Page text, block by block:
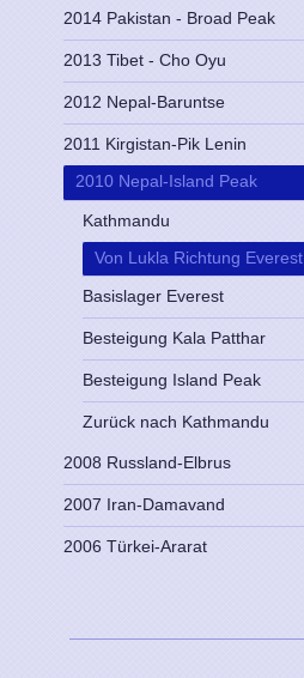
2014 Pakistan - Broad Peak
2013 Tibet - Cho Oyu
2012 Nepal-Baruntse
2011 Kirgistan-Pik Lenin
2010 Nepal-Island Peak
Kathmandu
Von Lukla Richtung Everest
Basislager Everest
Besteigung Kala Patthar
Besteigung Island Peak
Zurück nach Kathmandu
2008 Russland-Elbrus
2007 Iran-Damavand
2006 Türkei-Ararat